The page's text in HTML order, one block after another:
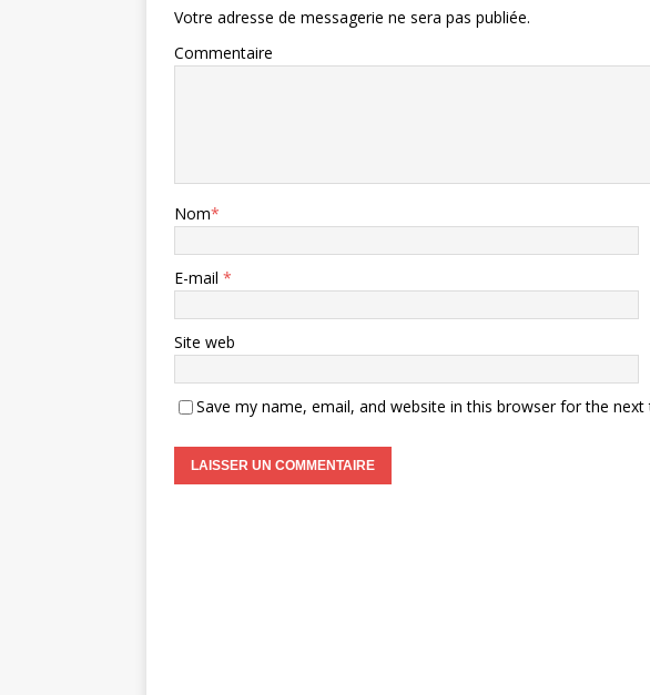
Votre adresse de messagerie ne sera pas publiée.
Commentaire
Nom*
E-mail *
Site web
Save my name, email, and website in this browser for the